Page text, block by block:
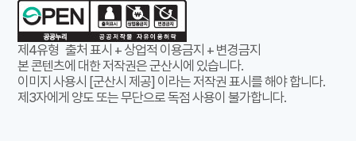
제4유형 출처 표시 + 상업적 이용금지 + 변경금지
본 콘텐츠에 대한 저작권은 군산시에 있습니다.
이미지 사용시 [군산시 제공] 이라는 저작권 표시를 해야 합니다.
제3자에게 양도 또는 무단으로 독점 사용이 불가합니다.